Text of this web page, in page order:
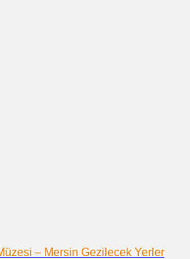
– Mersin Gezilecek Yerler